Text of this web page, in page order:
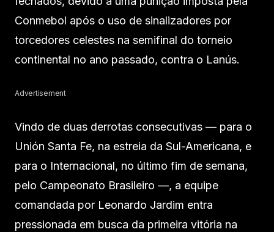
Conmebol após o uso de sinalizadores por
torcedores celestes na semifinal do torneio
continental no ano passado, contra o Lanús.
Advertisement
Vindo de duas derrotas consecutivas — para o
Unión Santa Fe, na estreia da Sul-Americana, e
para o Internacional, no último fim de semana,
pelo Campeonato Brasileiro —, a equipe
comandada por Leonardo Jardim entra
pressionada em busca da primeira vitória na